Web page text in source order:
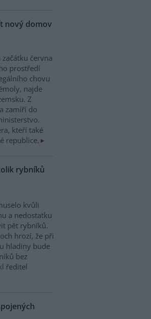
nový domov
června
prostředí
chovu
najde
Z
zamíří do
kteří také
republice.
rybníků
kvůli
a nedostatku
pět rybníků.
hrozí, že při
hladiny bude
bez
ředitel